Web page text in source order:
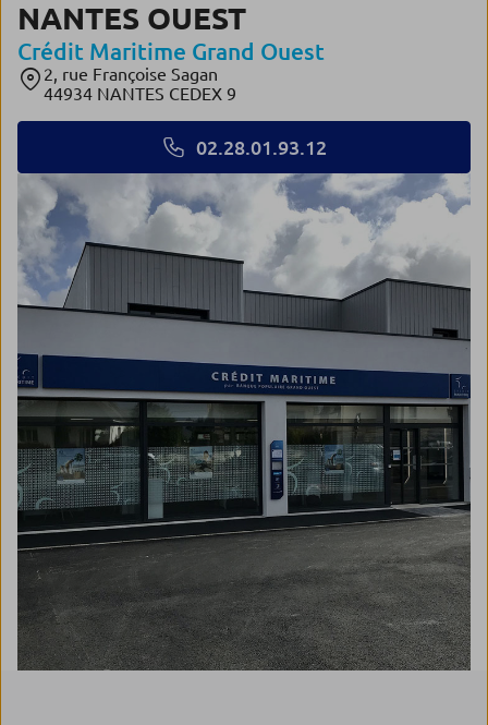
NANTES OUEST
Crédit Maritime Grand Ouest
2, rue Françoise Sagan
44934 NANTES CEDEX 9
02.28.01.93.12